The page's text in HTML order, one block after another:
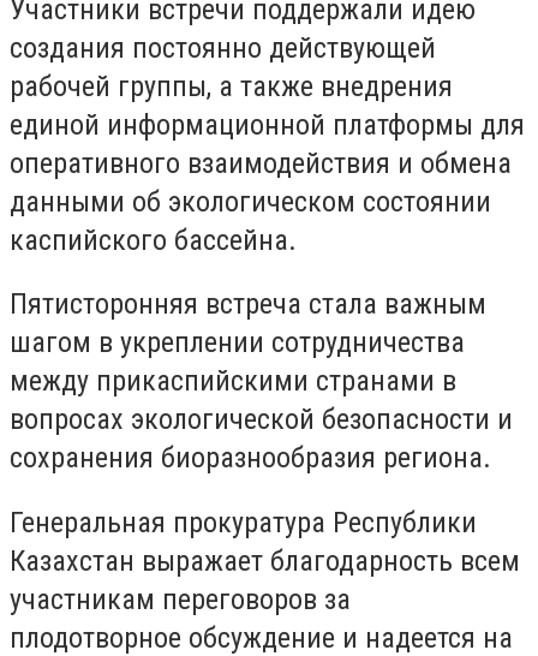
Участники встречи поддержали идею
создания постоянно действующей
рабочей группы, а также внедрения
единой информационной платформы для
оперативного взаимодействия и обмена
данными об экологическом состоянии
каспийского бассейна.
Пятисторонняя встреча стала важным
шагом в укреплении сотрудничества
между прикаспийскими странами в
вопросах экологической безопасности и
сохранения биоразнообразия региона.
Генеральная прокуратура Республики
Казахстан выражает благодарность всем
участникам переговоров за
плодотворное обсуждение и надеется на